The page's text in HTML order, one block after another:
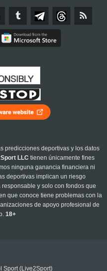
predicciones deportivas y los datos
LLC tienen únicamente fines
ninguna ganancia financiera ni
deportivas implican un riesgo
y solo con fondos que
que conoce tiene problemas con la
de apoyo profesional de
18+
Sport (Live2Sport)